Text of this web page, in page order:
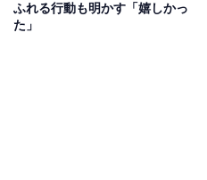
ふれる行動も明かす「嬉しかっ
た」